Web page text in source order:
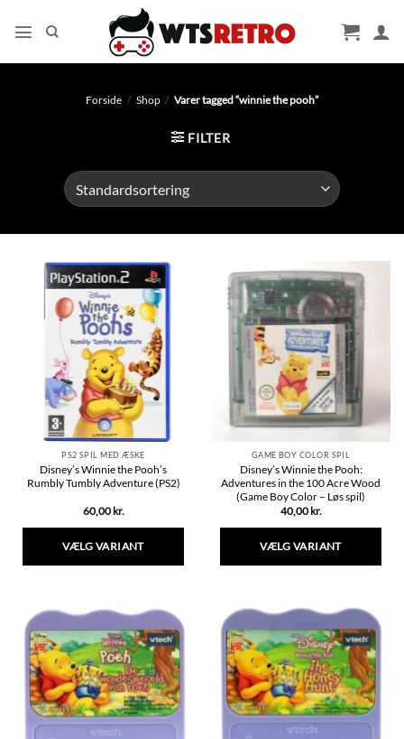
Forside / Shop / Varer tagged “winnie the pooh”
FILTER
PS2 SPIL MED ÆSKE
Disney’s Winnie the Pooh’s
Rumbly Tumbly Adventure (PS2)
60,00 kr.
VÆLG VARIANT
har
varianter.
Mulighederne
kan
vælges
på
varesiden
GAME BOY COLOR SPIL
Disney’s Winnie the Pooh:
Adventures in the 100 Acre Wood
(Game Boy Color – Løs spil)
40,00 kr.
VÆLG VARIANT
har
varianter.
Mulighederne
kan
vælges
på
varesiden